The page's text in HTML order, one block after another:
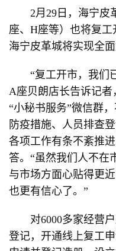
2月29日，海宁皮
座、H座等）也将复工
海宁皮革城将实现全面
“复工开市，我们已
A座贝朗店长告诉记
“小秘书服务”微信群
防疫措施、人员排查
各项工作有条不紊推
答。“虽然我们人不在
与市场方面心贴得更
也更有信心了。”
对6000多家经营户
登记，开通线上复工